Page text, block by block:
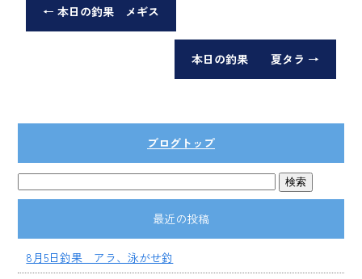
← 本日の釣果 メギス
本日の釣果 夏タラ →
ブログトップ
最近の投稿
8月5日釣果 アラ、泳がせ釣